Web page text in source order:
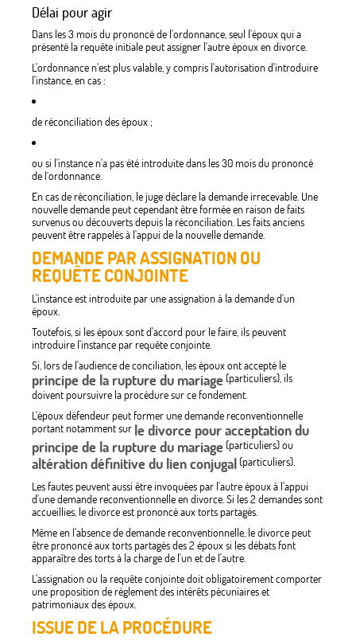
Délai pour agir
Dans les 3 mois du prononcé de l'ordonnance, seul l'époux qui a
présenté la requête initiale peut assigner l'autre époux en divorce.
L'ordonnance n'est plus valable, y compris l'autorisation d'introduire
l'instance, en cas :
de réconciliation des époux ;
ou si l'instance n'a pas été introduite dans les 30 mois du prononcé
de l’ordonnance.
En cas de réconciliation, le juge déclare la demande irrecevable. Une
nouvelle demande peut cependant être formée en raison de faits
survenus ou découverts depuis la réconciliation. Les faits anciens
peuvent être rappelés à l'appui de la nouvelle demande.
DEMANDE PAR ASSIGNATION OU
REQUÊTE CONJOINTE
L'instance est introduite par une assignation à la demande d'un
époux.
Toutefois, si les époux sont d'accord pour le faire, ils peuvent
introduire l'instance par requête conjointe.
Si, lors de l'audience de conciliation, les époux ont accepté le
principe de la rupture du mariage(particuliers), ils
doivent poursuivre la procédure sur ce fondement.
L'époux défendeur peut former une demande reconventionnelle
portant notamment sur le divorce pour acceptation du
principe de la rupture du mariage(particuliers) ou
altération définitive du lien conjugal(particuliers).
Les fautes peuvent aussi être invoquées par l'autre époux à l'appui
d'une demande reconventionnelle en divorce. Si les 2 demandes sont
accueillies, le divorce est prononcé aux torts partagés.
Même en l'absence de demande reconventionnelle, le divorce peut
être prononcé aux torts partagés des 2 époux si les débats font
apparaître des torts à la charge de l'un et de l'autre.
L'assignation ou la requête conjointe doit obligatoirement comporter
une proposition de règlement des intérêts pécuniaires et
patrimoniaux des époux.
ISSUE DE LA PROCÉDURE